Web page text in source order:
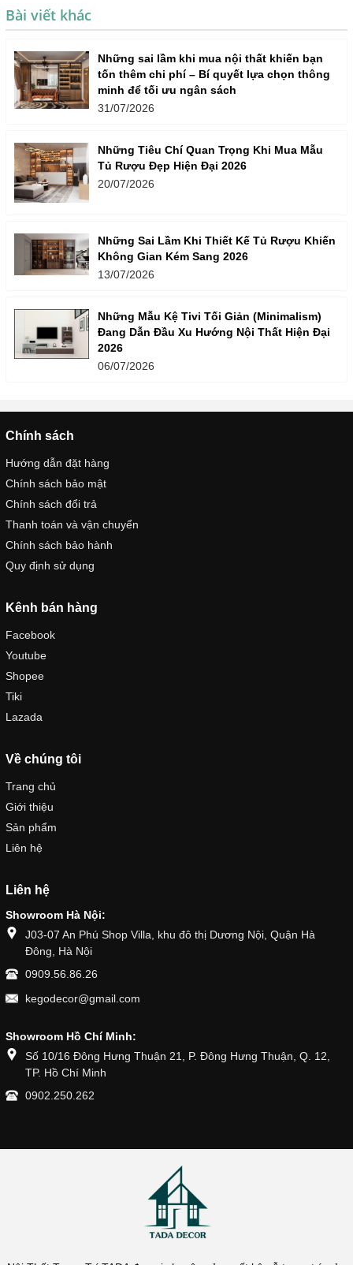
Bài viết khác
Những sai lầm khi mua nội thất khiến bạn
tốn thêm chi phí – Bí quyết lựa chọn thông
minh để tối ưu ngân sách
31/07/2026
Những Tiêu Chí Quan Trọng Khi Mua Mẫu
Tủ Rượu Đẹp Hiện Đại 2026
20/07/2026
Những Sai Lầm Khi Thiết Kế Tủ Rượu Khiến
Không Gian Kém Sang 2026
13/07/2026
Những Mẫu Kệ Tivi Tối Giản (Minimalism)
Đang Dẫn Đầu Xu Hướng Nội Thất Hiện Đại
2026
06/07/2026
Chính sách
Hướng dẫn đặt hàng
Chính sách bảo mật
Chính sách đổi trả
Thanh toán và vận chuyển
Chính sách bảo hành
Quy định sử dụng
Kênh bán hàng
Facebook
Youtube
Shopee
Tiki
Lazada
Về chúng tôi
Trang chủ
Giới thiệu
Sản phẩm
Liên hệ
Liên hệ
Showroom Hà Nội:
J03-07 An Phú Shop Villa, khu đô thị Dương Nội, Quận Hà
Đông, Hà Nội
0909.56.86.26
kegodecor@gmail.com
Showroom Hồ Chí Minh:
Số 10/16 Đông Hưng Thuận 21, P. Đông Hưng Thuận, Q. 12,
TP. Hồ Chí Minh
0902.250.262